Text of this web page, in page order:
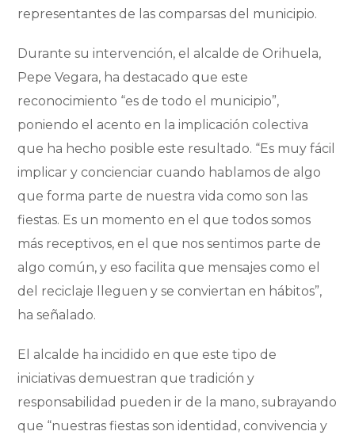
representantes de las comparsas del municipio.
Durante su intervención, el alcalde de Orihuela,
Pepe Vegara, ha destacado que este
reconocimiento “es de todo el municipio”,
poniendo el acento en la implicación colectiva
que ha hecho posible este resultado. “Es muy fácil
implicar y concienciar cuando hablamos de algo
que forma parte de nuestra vida como son las
fiestas. Es un momento en el que todos somos
más receptivos, en el que nos sentimos parte de
algo común, y eso facilita que mensajes como el
del reciclaje lleguen y se conviertan en hábitos”,
ha señalado.
El alcalde ha incidido en que este tipo de
iniciativas demuestran que tradición y
responsabilidad pueden ir de la mano, subrayando
que “nuestras fiestas son identidad, convivencia y